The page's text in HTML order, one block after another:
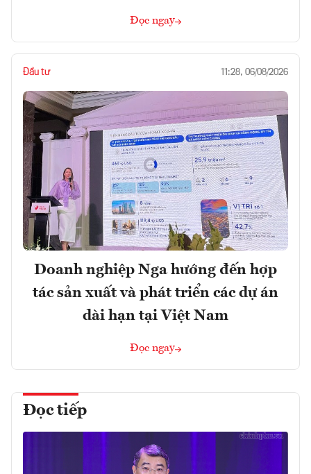
Đọc ngay
Đầu tư 11:28, 06/08/2026
Doanh nghiệp Nga hướng đến hợp
tác sản xuất và phát triển các dự án
dài hạn tại Việt Nam
Đọc ngay
Đọc tiếp